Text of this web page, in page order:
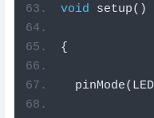
void setup()
{
  pinMode
(